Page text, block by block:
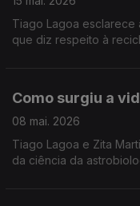
Tiago Lagoa esclarece
que diz respeito à
Como surgiu a
08 mai. 2026
Tiago Lagoa e Zita
da ciência da